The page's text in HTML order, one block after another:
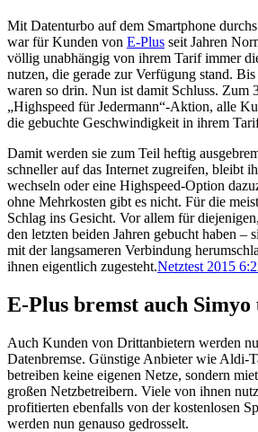
Mit Datenturbo auf dem Smartphone
war für Kunden von E-Plus seit Jahren
völlig unabhängig von ihrem Tarif immer
nutzen, die gerade zur Verfügung stand.
waren so drin. Nun ist damit Schluss. Zum
„Highspeed für Jedermann“-Aktion, alle
die gebuchte Geschwindigkeit in ihrem
Damit werden sie zum Teil heftig
schneller auf das Internet zugreifen, bleibt
wechseln oder eine Highspeed-Option
ohne Mehrkosten gibt es nicht. Für die
Schlag ins Gesicht. Vor allem für
den letzten beiden Jahren gebucht haben –
mit der langsameren Verbindung
ihnen eigentlich zugesteht.Netztest 2015
E-Plus bremst auch Simyo
Auch Kunden von Drittanbietern werden
Datenbremse. Günstige Anbieter wie Aldi-
betreiben keine eigenen Netze, sondern
großen Netzbetreibern. Viele von ihnen
profitierten ebenfalls von der kostenlosen
werden nun genauso gedrosselt.